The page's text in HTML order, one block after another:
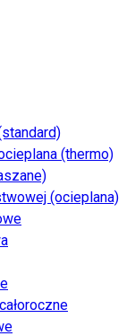
(thermo)
(ocieplana)